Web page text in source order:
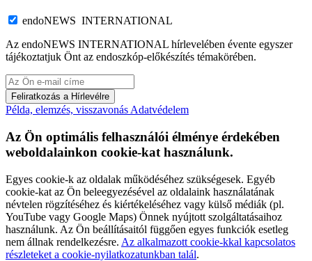
endoNEWS INTERNATIONAL
Az endoNEWS INTERNATIONAL hírlevelében évente egyszer
tájékoztatjuk Önt az endoszkóp-előkészítés témakörében.
Feliratkozás a Hírlevélre
Példa, elemzés, visszavonás Adatvédelem
Az Ön optimális felhasználói élménye érdekében
weboldalainkon cookie-kat használunk.
Egyes cookie-k az oldalak működéséhez szükségesek. Egyéb
cookie-kat az Ön beleegyezésével az oldalaink használatának
névtelen rögzítéséhez és kiértékeléséhez vagy külső médiák (pl.
YouTube vagy Google Maps) Önnek nyújtott szolgáltatásaihoz
használunk. Az Ön beállításaitól függően egyes funkciók esetleg
nem állnak rendelkezésre. Az alkalmazott cookie-kkal kapcsolatos
részleteket a cookie-nyilatkozatunkban talál.